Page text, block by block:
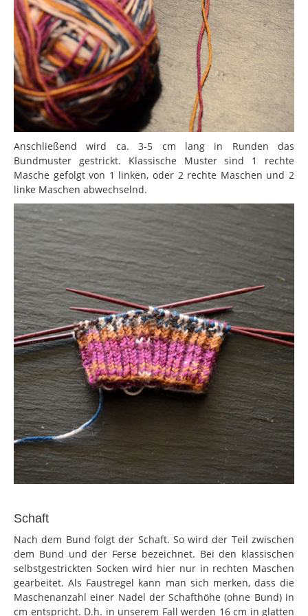
Anschließend wird ca. 3-5 cm lang in Runden das
Bundmuster gestrickt. Klassische Muster sind 1 rechte
Masche gefolgt von 1 linken, oder 2 rechte Maschen und 2
linke Maschen abwechselnd.
Schaft
Nach dem Bund folgt der Schaft. So wird der Teil zwischen
dem Bund und der Ferse bezeichnet. Bei den klassischen
selbstgestrickten Socken wird hier nur in rechten Maschen
gearbeitet. Als Faustregel kann man sich merken, dass die
Maschenanzahl einer Nadel der Schafthöhe (ohne Bund) in
cm entspricht. D.h. in unserem Fall werden 16 cm in glatten